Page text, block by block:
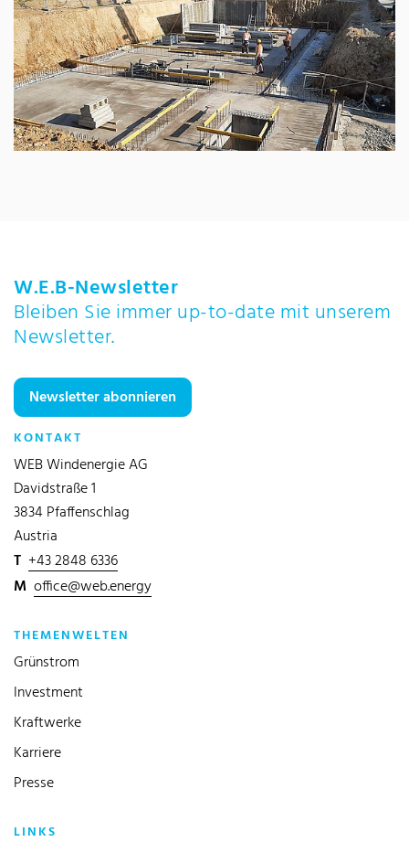
W.E.B-Newsletter
Bleiben Sie immer up-to-date mit unserem
Newsletter.
Newsletter abonnieren
KONTAKT
WEB Windenergie AG
Davidstraße 1
3834 Pfaffenschlag
Austria
T +43 2848 6336
M office@web.energy
THEMENWELTEN
Grünstrom
Investment
Kraftwerke
Karriere
Presse
LINKS